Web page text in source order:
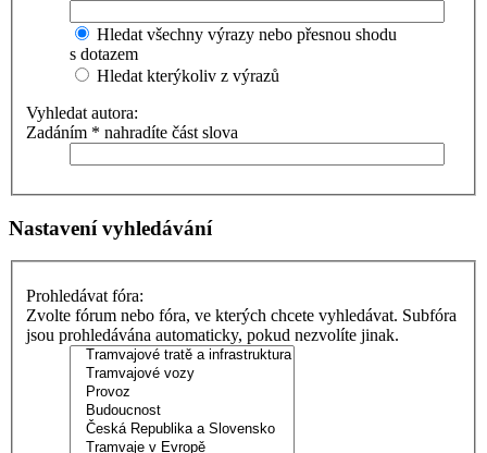
Hledat všechny výrazy nebo přesnou shodu
s dotazem
Hledat kterýkoliv z výrazů
Vyhledat autora:
Zadáním * nahradíte část slova
Nastavení vyhledávání
Prohledávat fóra:
Zvolte fórum nebo fóra, ve kterých chcete vyhledávat. Subfóra
jsou prohledávána automaticky, pokud nezvolíte jinak.